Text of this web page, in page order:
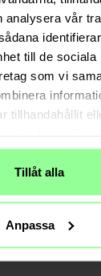
analysera vår
till de sociala
som vi
tillhandahållit
Tillåt alla
Anpassa
Klarna oder PayPal
Flip 3.
Flip 3 SM-F711.